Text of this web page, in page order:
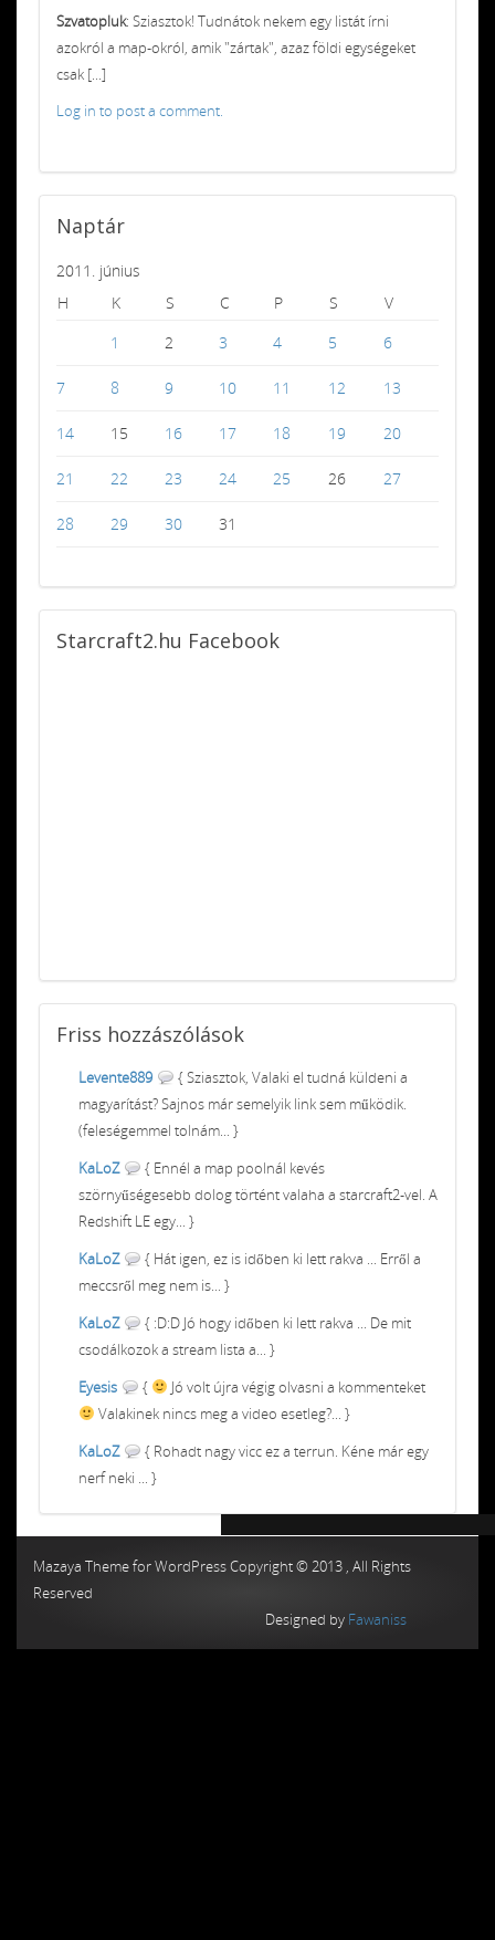
Szvatopluk: Sziasztok! Tudnátok nekem egy listát írni
azokról a map-okról, amik "zártak", azaz földi egységeket
csak [...]
Log in to post a comment.
Naptár
2011. június
H
K S C P S
V
1
2 3 4 5 6
7 8 9 10 11 12 13
14 15 16 17 18 19 20
21 22 23 24 25 26 27
28 29 30 31
Starcraft2.hu Facebook
Friss hozzászólások
Levente889
{ Sziasztok, Valaki el tudná küldeni a
magyarítást? Sajnos már semelyik link sem működik.
(feleségemmel tolnám... }
KaLoZ
{ Ennél a map poolnál kevés
szörnyűségesebb dolog történt valaha a starcraft2-vel. A
Redshift LE egy... }
KaLoZ
{ Hát igen, ez is időben ki lett rakva ... Erről a
meccsről meg nem is... }
KaLoZ
{ :D:D Jó hogy időben ki lett rakva ... De mit
csodálkozok a stream lista a... }
Eyesis
{
Jó volt újra végig olvasni a kommenteket
Valakinek nincs meg a video esetleg?... }
KaLoZ
{ Rohadt nagy vicc ez a terrun. Kéne már egy
nerf neki ... }
Mazaya Theme for WordPress Copyright © 2013 , All Rights
Reserved
Designed by Fawaniss